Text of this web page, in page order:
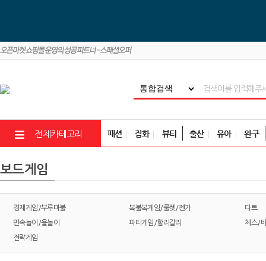
전체카테고리 패션 잡화 뷰티 출산 유아 완구
보드게임
경제게임/부루마불 복불복게임/룰렛/젠가 다트
민속놀이/윷놀이 파티게임/할리갈리 체스/
전략게임